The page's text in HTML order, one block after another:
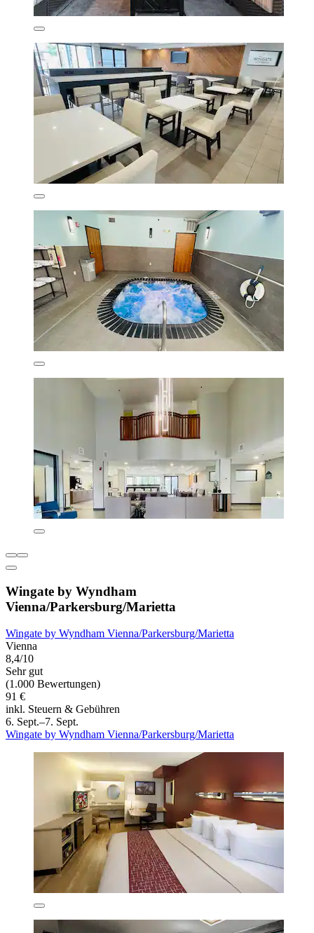
Wingate by Wyndham
Vienna/Parkersburg/Marietta
Wingate by Wyndham Vienna/Parkersburg/Marietta
Vienna
8,4/10
Sehr gut
(1.000 Bewertungen)
91 €
inkl. Steuern & Gebühren
6. Sept.–7. Sept.
Wingate by Wyndham Vienna/Parkersburg/Marietta